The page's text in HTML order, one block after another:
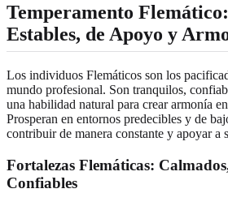
Temperamento
Estables, de Apoyo y
Los individuos Flemáticos son los
mundo profesional. Son tranquilos,
una habilidad natural para crear armonía
Prosperan en entornos predecibles y de
contribuir de manera constante y apoyar a
Fortalezas Flemáticas:
Confiables